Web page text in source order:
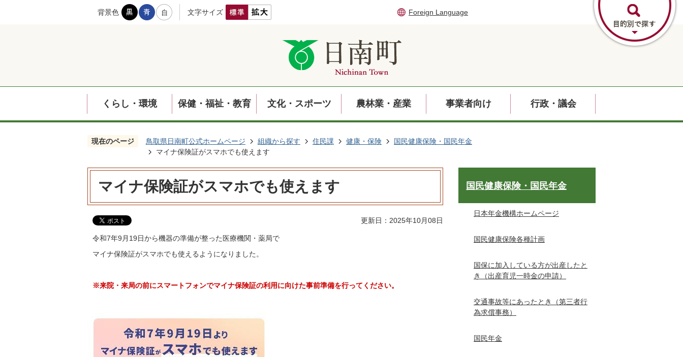
背景色 文字サイズ Foreign Language
くらし・環境 保健・福祉・教育 文化・スポーツ 農林業・産業 事業者向け 行政・議会
現在のページ 鳥取県日南町公式ホームページ 組織から探す 住民課 健康・保険
国民健康保険・国民年金
マイナ保険証がスマホでも使えます
マイナ保険証がスマホでも使えます
更新日：2025年10月08日
令和7年9月19日から機器の準備が整った医療機関・薬局で
マイナ保険証がスマホでも使えるようになりました。
※来院・来局の前にスマートフォンでマイナ保険証の利用に向けた事前準備を行ってください。
国民健康保険・国民年金
日本年金機構ホームページ
国民健康保険各種計画
国保に加入している方が出産したと
き（出産育児一時金の申請）
交通事故等にあったとき（第三者行
為求償事務）
国民年金